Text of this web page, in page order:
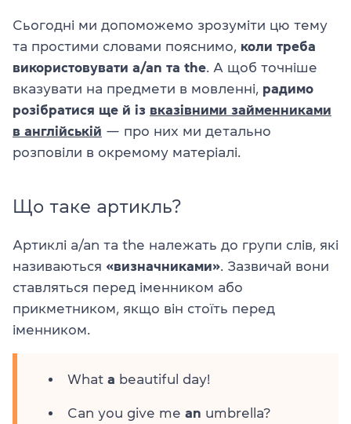
Сьогодні ми допоможемо зрозуміти цю тему
та простими словами пояснимо, коли треба
використовувати a/an та the . А щоб точніше
вказувати на предмети в мовленні, радимо
розібратися ще й із вказівними займенниками
в англійській — про них ми детально
розповіли в окремому матеріалі.
Що таке артикль?
Артиклі a/an та the належать до групи слів, які
називаються «визначниками» . Зазвичай вони
ставляться перед іменником або
прикметником, якщо він стоїть перед
іменником.
What a beautiful day!
Can you give me an umbrella?